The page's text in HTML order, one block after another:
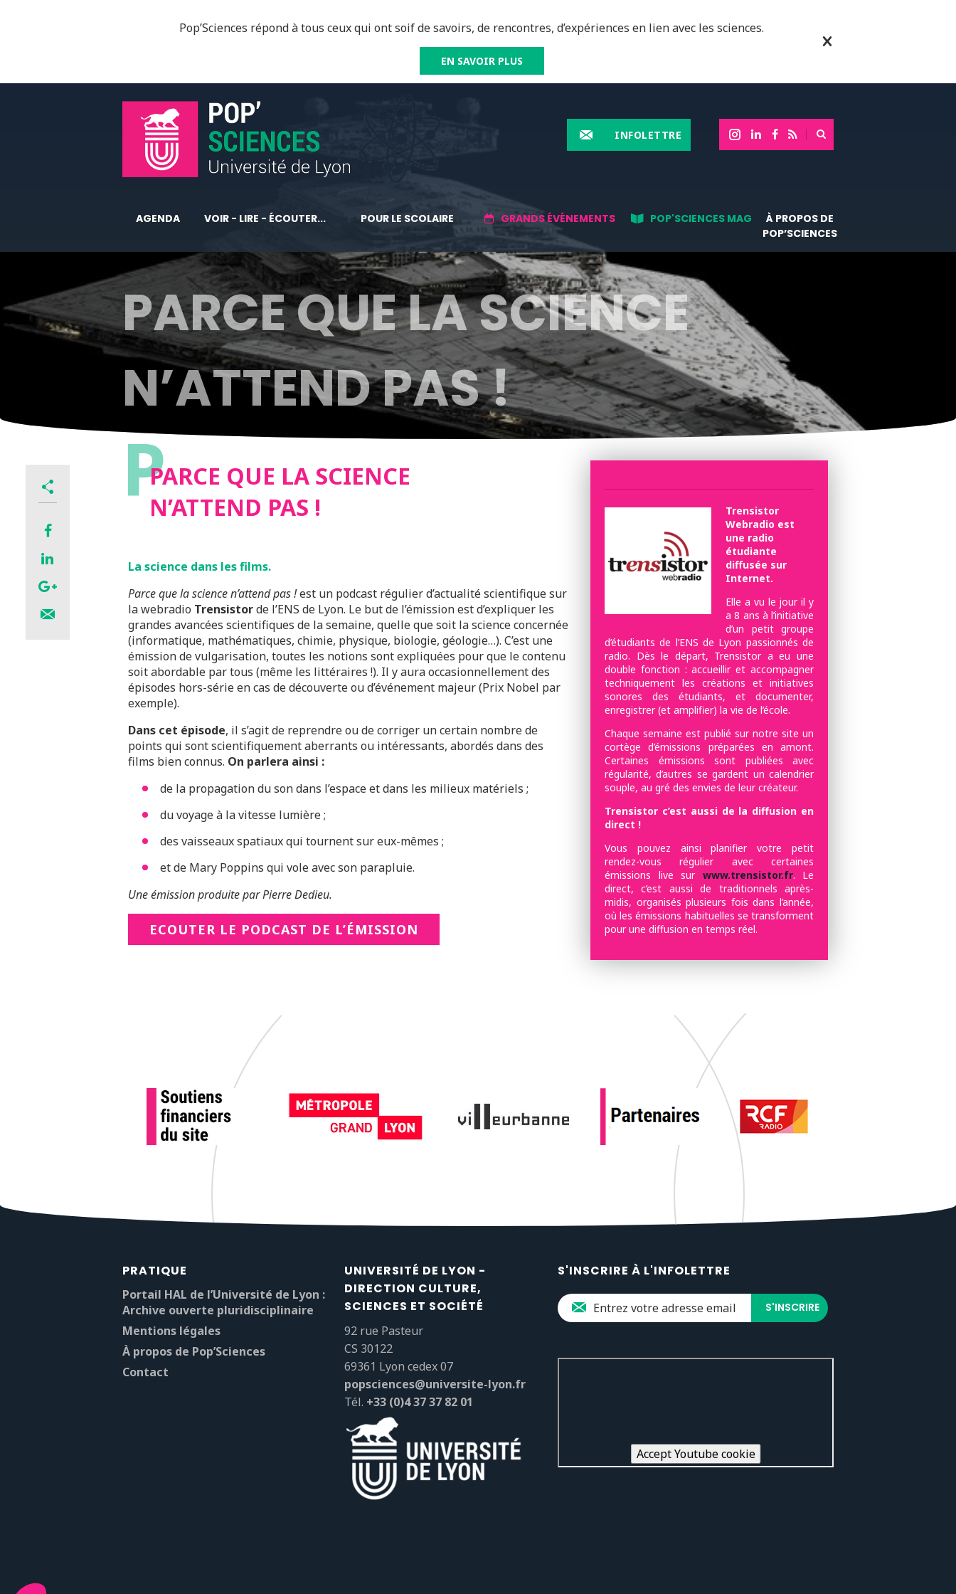
Pop’Sciences répond à tous ceux qui ont soif de savoirs, de rencontres, d’expériences en lien avec les sciences.
EN SAVOIR PLUS
INFOLETTRE
AGENDA VOIR - LIRE - ÉCOUTER... POUR LE SCOLAIRE GRANDS ÉVÉNEMENTS POP'SCIENCES MAG
À PROPOS DE
POP’SCIENCES
PARCE QUE LA SCIENCE
N’ATTEND PAS !
PPARCE QUE LA SCIENCE
N’ATTEND PAS !
La science dans les films.
Parce que la science n’attend pas !est un podcast régulier d’actualité scientifique sur
la webradio Trensistorde l’ENS de Lyon. Le but de l’émission est d’expliquer les
grandes avancées scientifiques de la semaine, quelle que soit la science concernée
(informatique, mathématiques, chimie, physique, biologie, géologie…). C’est une
émission de vulgarisation, toutes les notions sont expliquées pour que le contenu
soit abordable par tous (même les littéraires !). Il y aura occasionnellement des
épisodes hors-série en cas de découverte ou d’événement majeur (Prix Nobel par
exemple).
Dans cet épisode, il s’agit de reprendre ou de corriger un certain nombre de
points qui sont scientifiquement aberrants ou intéressants, abordés dans des
films bien connus. On parlera ainsi :
de la propagation du son dans l’espace et dans les milieux matériels ;
du voyage à la vitesse lumière ;
des vaisseaux spatiaux qui tournent sur eux-mêmes ;
et de Mary Poppins qui vole avec son parapluie.
Une émission produite par Pierre Dedieu.
ECOUTER LE PODCAST DE L’ÉMISSION
Trensistor
Webradio est
une radio
étudiante
diffusée sur
Internet.
Elle a vu le jour il y
a 8 ans à l’initiative
d’un petit groupe
d’étudiants de l’ENS de Lyon passionnés de
radio. Dès le départ, Trensistor a eu une
double fonction : accueillir et accompagner
techniquement les créations et initiatives
sonores des étudiants, et documenter,
enregistrer (et amplifier) la vie de l’école.
Chaque semaine est publié sur notre site un
cortège d’émissions préparées en amont.
Certaines émissions sont publiées avec
régularité, d’autres se gardent un calendrier
souple, au gré des envies de leur créateur.
Trensistor c’est aussi de la diffusion en
direct !
Vous pouvez ainsi planifier votre petit
rendez-vous régulier avec certaines
émissions live sur www.trensistor.fr. Le
direct, c’est aussi de traditionnels après-
midis, organisés plusieurs fois dans l’année,
où les émissions habituelles se transforment
pour une diffusion en temps réel.
PRATIQUE
Portail HAL de l’Université de Lyon :
Archive ouverte pluridisciplinaire
Mentions légales
À propos de Pop’Sciences
Contact
UNIVERSITÉ DE LYON -
DIRECTION CULTURE,
SCIENCES ET SOCIÉTÉ
92 rue Pasteur
CS 30122
69361 Lyon cedex 07
popsciences@universite-lyon.fr
Tél. +33 (0)4 37 37 82 01
S'INSCRIRE À L'INFOLETTRE
Accept Youtube cookie